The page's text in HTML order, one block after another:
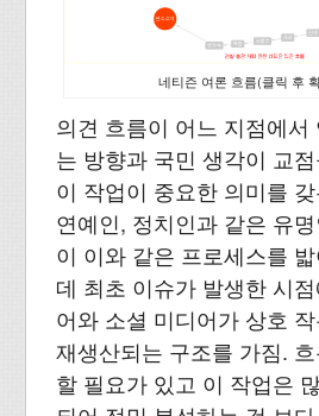
네티즌 여론 흐름(클릭 후
의견 흐름이 어느 지점에서
는 방향과 국민 생각이 교
이 작업이 중요한 의미를
연예인, 정치인과 같은 유
이 이와 같은 프로세스를
데 최초 이슈가 발생한 시
어와 소셜 미디어가 상호
재생산되는 구조를 가짐.
할 필요가 있고 이 작업은